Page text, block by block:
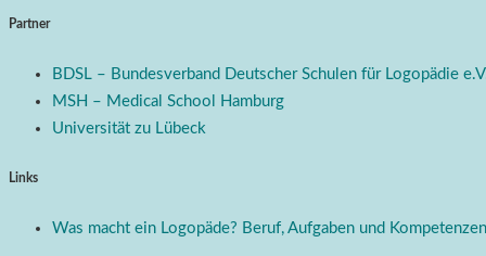
Partner
BDSL – Bundesverband Deutscher Schulen für Logopädie
MSH – Medical School Hamburg
Universität zu Lübeck
Links
Was macht ein Logopäde? Beruf, Aufgaben und Kompetenzen